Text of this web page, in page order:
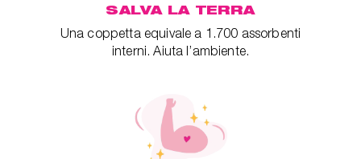
SALVA LA TERRA
Una coppetta equivale a 1.700 assorbenti
interni. Aiuta l’ambiente.